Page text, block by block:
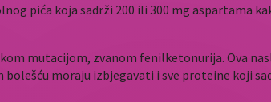
pića koja sadrži 200 ili 300 mg aspartama
mutacijom, zvanom fenilketonurija. Ova
moraju izbjegavati i sve proteine koji